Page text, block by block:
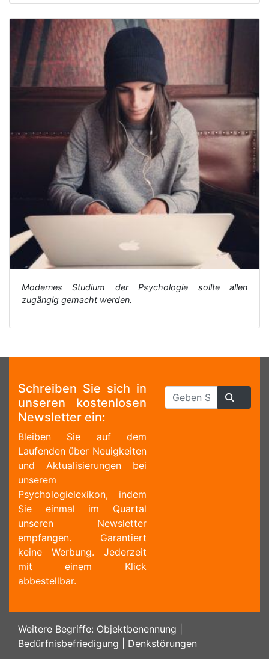
Modernes Studium der Psychologie sollte allen
zugängig gemacht werden.
Schreiben Sie sich in
unseren kostenlosen
Newsletter ein:
Bleiben Sie auf dem
Laufenden über Neuigkeiten
und Aktualisierungen bei
unserem
Psychologielexikon, indem
Sie einmal im Quartal
unseren Newsletter
empfangen. Garantiert
keine Werbung. Jederzeit
mit einem Klick
abbestellbar.
Weitere Begriffe: Objektbenennung
Bedürfnisbefriedigung
Denkstörungen